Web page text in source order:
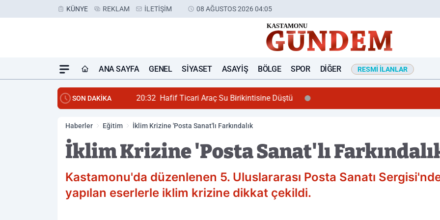
KÜNYE REKLAM İLETIŞIM 08 AĞUSTOS 2026 04:05
ANA SAYFA GENEL SIYASET ASAYIŞ BÖLGE SPOR DIĞER RESMI İLANLAR
SON DAKİKA 20:32 Hafif Ticari Araç Su Birikintisine Düştü
Haberler Eğitim İklim Krizine 'Posta Sanat'lı Farkındalık
İklim Krizine 'Posta Sanat'lı
Kastamonu'da düzenlenen 5. Uluslararası Posta Sanatı
yapılan eserlerle iklim krizine dikkat çekildi.